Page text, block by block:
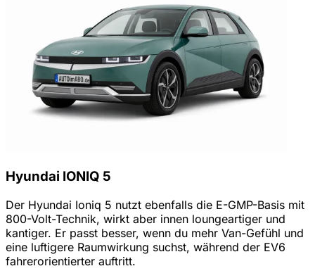
Hyundai IONIQ 5
Der Hyundai Ioniq 5 nutzt ebenfalls die E-GMP-Basis mit
800-Volt-Technik, wirkt aber innen loungeartiger und
kantiger. Er passt besser, wenn du mehr Van-Gefühl und
eine luftigere Raumwirkung suchst, während der EV6
fahrerorientierter auftritt.